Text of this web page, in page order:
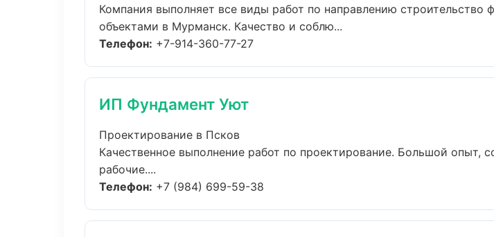
Компания выполняет все виды работ по направлению
объектами в Мурманск. Качество и соблю...
Телефон: +7-914-360-77-27
ИП Фундамент Уют
Проектирование в Псков
Качественное выполнение работ по проектирование. Большой опыт,
рабочие....
Телефон: +7 (984) 699-59-38